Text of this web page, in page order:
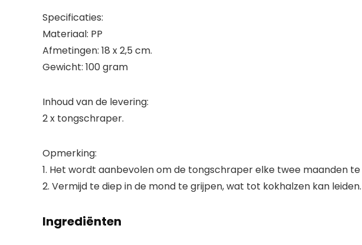
Specificaties:
Materiaal: PP
Afmetingen: 18 x 2,5 cm.
Gewicht: 100 gram
Inhoud van de levering:
2 x tongschraper.
Opmerking:
1. Het wordt aanbevolen om de tongschraper elke twee maanden
2. Vermijd te diep in de mond te grijpen, wat tot kokhalzen kan leiden.
Ingrediënten